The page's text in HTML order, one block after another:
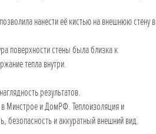
нанести её кистью на внешнюю стену в
поверхности стены была близка к
тепла внутри.
результатов.
Минстрое и ДомРФ. Теплоизоляция и
безопасность и аккуратный внешний вид.